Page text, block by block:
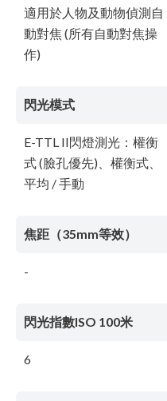
適用於人物及動物偵測自
動對焦 (所有自動對焦操
作)
閃光模式
E-TTL II閃燈測光：權衡
式 (臉孔優先)、權衡式、
平均 / 手動
焦距（35mm等效）
-
閃光指數ISO 100米
6